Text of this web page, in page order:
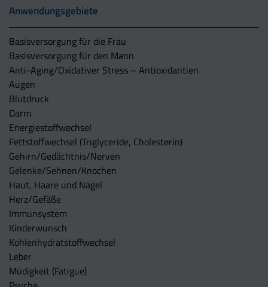
Anwendungsgebiete
Basisversorgung für die Frau
Basisversorgung für den Mann
Anti-Aging/Oxidativer Stress – Antioxidantien
Augen
Blutdruck
Darm
Energiestoffwechsel
Fettstoffwechsel (Triglyceride, Cholesterin)
Gehirn/Gedächtnis/Nerven
Gelenke/Sehnen/Knochen
Haut, Haare und Nägel
Herz/Gefäße
Immunsystem
Kinderwunsch
Kohlenhydratstoffwechsel
Leber
Müdigkeit (Fatigue)